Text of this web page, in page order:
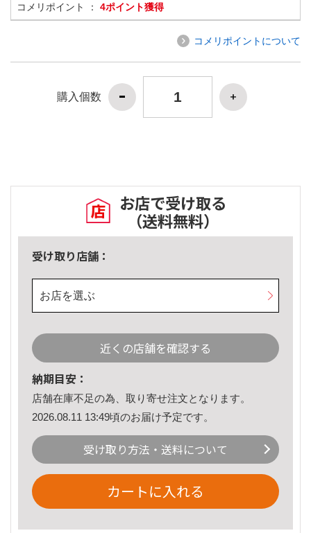
コメリポイント ： 4ポイント獲得
コメリポイントについて
購入個数
お店で受け取る
（送料無料）
受け取り店舗：
お店を選ぶ
近くの店舗を確認する
納期目安：
店舗在庫不足の為、取り寄せ注文となります。
2026.08.11 13:49頃のお届け予定です。
受け取り方法・送料について
カートに入れる